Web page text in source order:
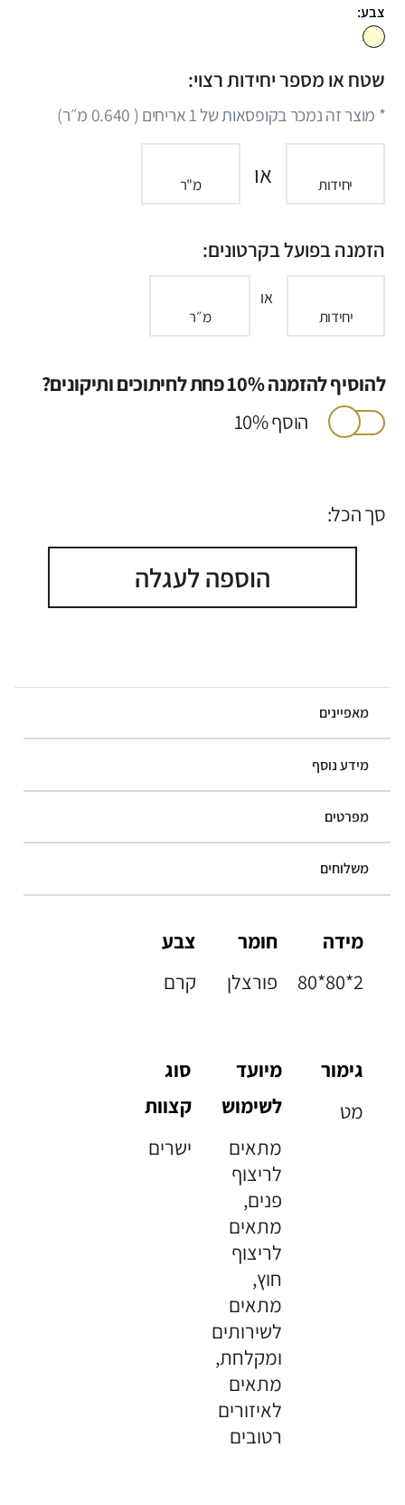
צבע:
שטח או מספר יחידות רצוי:
* מוצר זה נמכר בקופסאות של1אריחים ( 0.640 מ״ר)
יחידות או מ"ר
הזמנה בפועל בקרטונים:
יחידות
או
מ״ר
להוסיף להזמנה 10% פחת לחיתוכים ותיקונים?
הוסף 10%
סך הכל:
הוספה לעגלה
מאפיינים
מידע נוסף
מפרטים
משלוחים
מידה
80*80*2
חומר
פורצלן
צבע
קרם
גימור
מט
מיועד
לשימוש
מתאים
לריצוף
פנים,
מתאים
לריצוף
חוץ,
מתאים
לשירותים
ומקלחת,
מתאים
לאיזורים
רטובים
סוג
קצוות
ישרים